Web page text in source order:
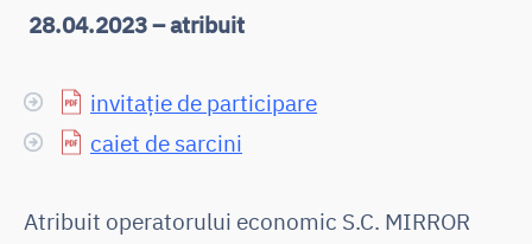
28.04.2023 – atribuit
invitație de participare
caiet de sarcini
Atribuit operatorului economic S.C. MIRROR